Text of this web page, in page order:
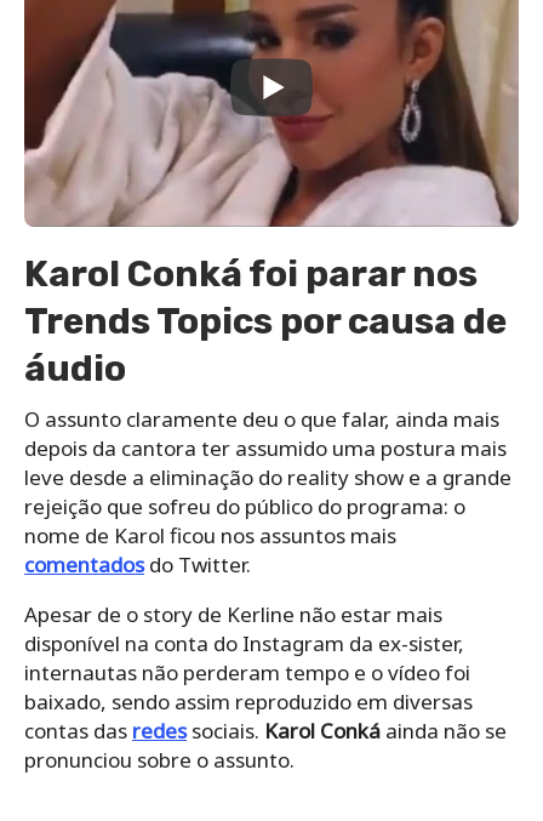
Karol Conká foi parar nos
Trends Topics por causa de
áudio
O assunto claramente deu o que falar, ainda mais
depois da cantora ter assumido uma postura mais
leve desde a eliminação do reality show e a grande
rejeição que sofreu do público do programa: o
nome de Karol ficou nos assuntos mais
comentadosdo Twitter.
Apesar de o story de Kerline não estar mais
disponível na conta do Instagram da ex-sister,
internautas não perderam tempo e o vídeo foi
baixado, sendo assim reproduzido em diversas
contas das redessociais. Karol Conká ainda não se
pronunciou sobre o assunto.